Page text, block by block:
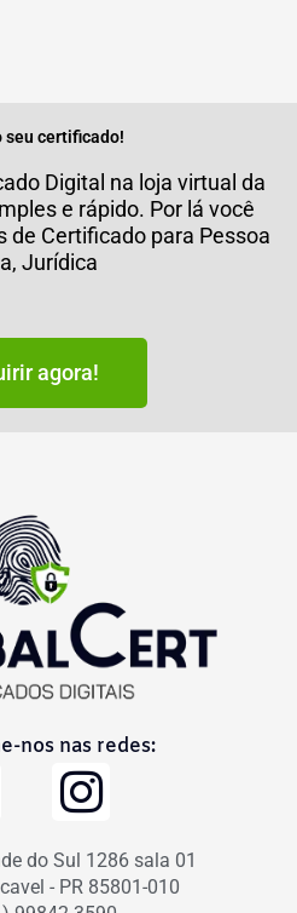
seu certificado!
Digital na loja virtual da
e rápido. Por lá você
de Certificado para Pessoa
Jurídica
agora!
nos nas redes:
I
n
s
do Sul 1286 sala 01
- PR 85801-010